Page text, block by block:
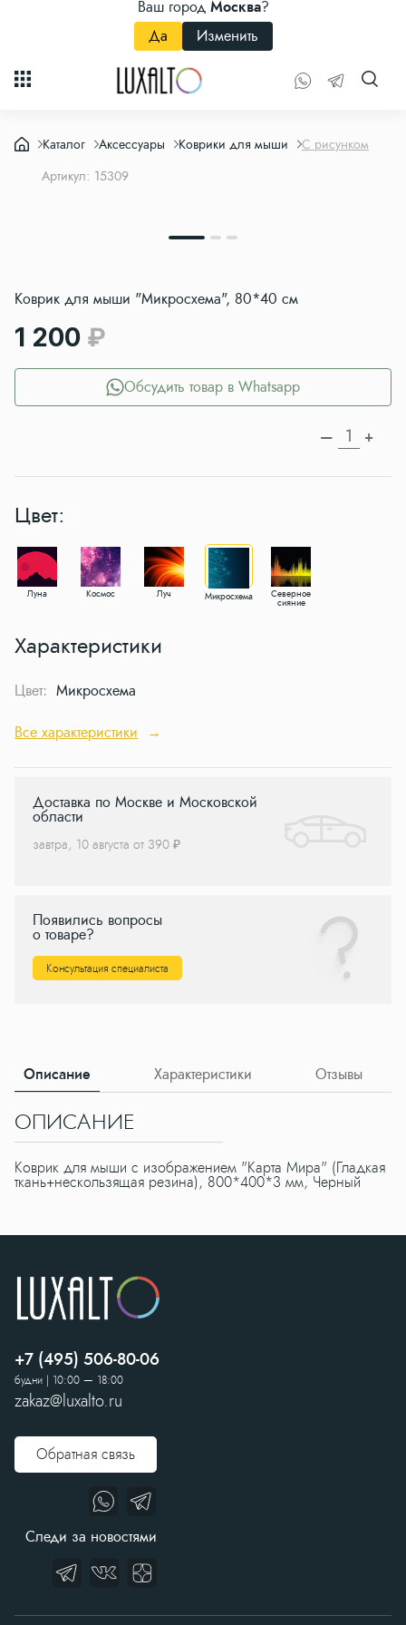
Ваш город Москва?
Да
Изменить
Каталог Аксессуары Коврики для мыши
С рисунком
Артикул: 15309
Цвет:
Луна Космос Луч Микросхема Северное
сияние
Характеристики
Цвет: Микросхема
Все характеристики
→
Доставка по Москве и Московской
области
завтра, 10 августа от 390 ₽
Появились вопросы
о товаре?
Консультация специалиста
Коврик для мыши "Микросхема", 80*40 см
1 200
Обсудить товар в Whatsapp
— +
Описание Характеристики Отзывы
ОПИСАНИЕ
Коврик для мыши с изображением "Карта Мира" (Гладкая
ткань+нескользящая резина), 800*400*3 мм, Черный
+7 (495) 506-80-06
будни | 10:00 — 18:00
zakaz@luxalto.ru
Обратная связь
Следи за новостями